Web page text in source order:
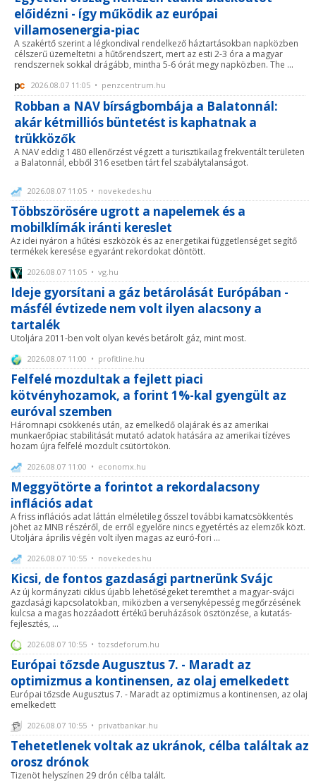
előidézni - így működik az európai
villamosenergia-piac
A szakértő szerint a légkondival rendelkező háztartásokban napközben
célszerű üzemeltetni a hűtőrendszert, mert az esti 2-3 óra a magyar
rendszernek sokkal drágább, mintha 5-6 órát megy napközben. The ...
2026.08.07 11:05 • penzcentrum.hu
Robban a NAV bírságbombája a Balatonnál:
akár kétmilliós büntetést is kaphatnak a
trükközők
A NAV eddig 1480 ellenőrzést végzett a turisztikailag frekventált területen
a Balatonnál, ebből 316 esetben tárt fel szabálytalanságot.
2026.08.07 11:05 • novekedes.hu
Többszörösére ugrott a napelemek és a
mobilklímák iránti kereslet
Az idei nyáron a hűtési eszközök és az energetikai függetlenséget segítő
termékek keresése egyaránt rekordokat döntött.
2026.08.07 11:05 • vg.hu
Ideje gyorsítani a gáz betárolását Európában -
másfél évtizede nem volt ilyen alacsony a
tartalék
Utoljára 2011-ben volt olyan kevés betárolt gáz, mint most.
2026.08.07 11:00 • profitline.hu
Felfelé mozdultak a fejlett piaci
kötvényhozamok, a forint 1%-kal gyengült az
euróval szemben
Háromnapi csökkenés után, az emelkedő olajárak és az amerikai
munkaerőpiac stabilitását mutató adatok hatására az amerikai tízéves
hozam újra felfelé mozdult csütörtökön.
2026.08.07 11:00 • economx.hu
Meggyötörte a forintot a rekordalacsony
inflációs adat
A friss inflációs adat láttán elméletileg ősszel további kamatcsökkentés
jöhet az MNB részéről, de erről egyelőre nincs egyetértés az elemzők közt.
Utoljára április végén volt ilyen magas az euró-fori ...
2026.08.07 10:55 • novekedes.hu
Kicsi, de fontos gazdasági partnerünk Svájc
Az új kormányzati ciklus újabb lehetőségeket teremthet a magyar-svájci
gazdasági kapcsolatokban, miközben a versenyképesség megőrzésének
kulcsa a magas hozzáadott értékű beruházások ösztönzése, a kutatás-
fejlesztés, ...
2026.08.07 10:55 • tozsdeforum.hu
Európai tőzsde Augusztus 7. - Maradt az
optimizmus a kontinensen, az olaj emelkedett
Európai tőzsde Augusztus 7. - Maradt az optimizmus a kontinensen, az olaj
emelkedett
2026.08.07 10:55 • privatbankar.hu
Tehetetlenek voltak az ukránok, célba találtak az
orosz drónok
Tizenöt helyszínen 29 drón célba talált.